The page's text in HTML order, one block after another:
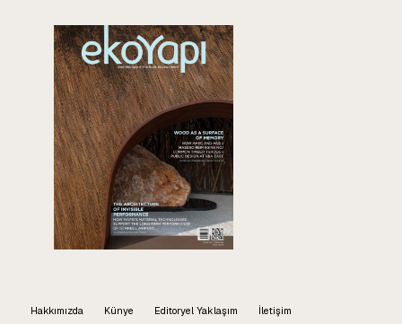
Hakkımızda Künye Editoryel Yaklaşım İletişim